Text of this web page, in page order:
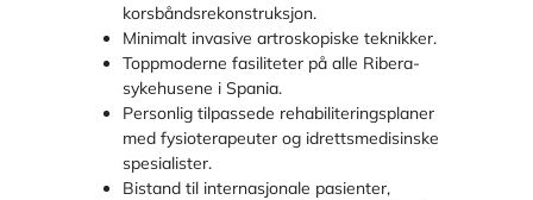
korsbåndsrekonstruksjon.
Minimalt invasive artroskopiske teknikker.
Toppmoderne fasiliteter på alle Ribera-
sykehusene i Spania.
Personlig tilpassede rehabiliteringsplaner
med fysioterapeuter og idrettsmedisinske
spesialister.
Bistand til internasjonale pasienter,